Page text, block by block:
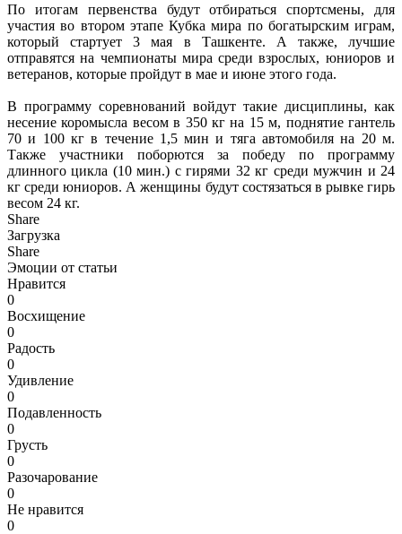
По итогам первенства будут отбираться спортсмены, для
участия во втором этапе Кубка мира по богатырским играм,
который стартует 3 мая в Ташкенте. А также, лучшие
отправятся на чемпионаты мира среди взрослых, юниоров и
ветеранов, которые пройдут в мае и июне этого года.
В программу соревнований войдут такие дисциплины, как
несение коромысла весом в 350 кг на 15 м, поднятие гантель
70 и 100 кг в течение 1,5 мин и тяга автомобиля на 20 м.
Также участники поборются за победу по программу
длинного цикла (10 мин.) с гирями 32 кг среди мужчин и 24
кг среди юниоров. А женщины будут состязаться в рывке гирь
весом 24 кг.
Share
Загрузка
Share
Эмоции от статьи
Нравится
0
Восхищение
0
Радость
0
Удивление
0
Подавленность
0
Грусть
0
Разочарование
0
Не нравится
0